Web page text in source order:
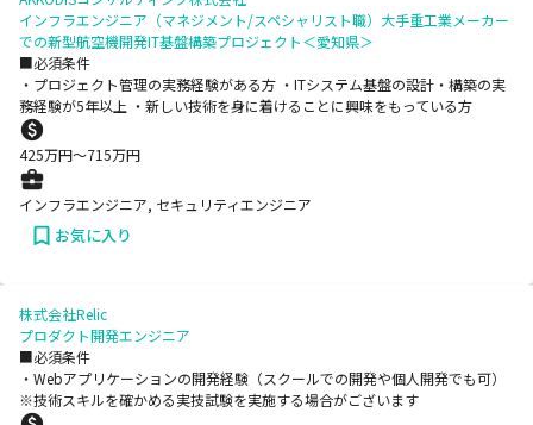
インフラエンジニア（マネジメント/スペシャリスト職）大手重工業メーカー
での新型航空機開発IT基盤構築プロジェクト＜愛知県＞
■必須条件
・プロジェクト管理の実務経験がある方 ・ITシステム基盤の設計・構築の実
務経験が5年以上 ・新しい技術を身に着けることに興味をもっている方
425万円〜715万円
インフラエンジニア, セキュリティエンジニア
お気に入り
株式会社Relic
プロダクト開発エンジニア
■必須条件
・Webアプリケーションの開発経験（スクールでの開発や個人開発でも可）
※技術スキルを確かめる実技試験を実施する場合がございます